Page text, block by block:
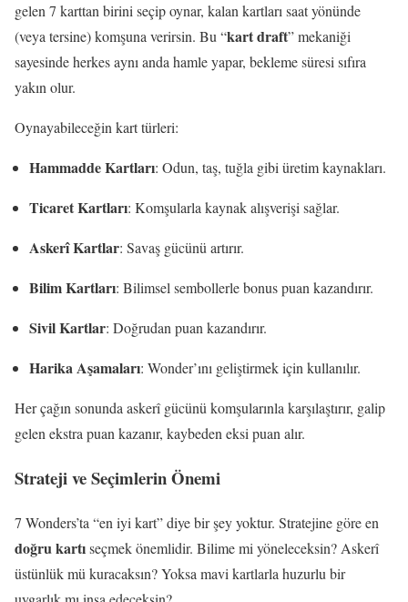
gelen 7 karttan birini seçip oynar, kalan kartları saat yönünde
(veya tersine) komşuna verirsin. Bu “kart draft” mekaniği
sayesinde herkes aynı anda hamle yapar, bekleme süresi sıfıra
yakın olur.
Oynayabileceğin kart türleri:
Hammadde Kartları: Odun, taş, tuğla gibi üretim kaynakları.
Ticaret Kartları: Komşularla kaynak alışverişi sağlar.
Askerî Kartlar: Savaş gücünü artırır.
Bilim Kartları: Bilimsel sembollerle bonus puan kazandırır.
Sivil Kartlar: Doğrudan puan kazandırır.
Harika Aşamaları: Wonder’ını geliştirmek için kullanılır.
Her çağın sonunda askerî gücünü komşularınla karşılaştırır, galip
gelen ekstra puan kazanır, kaybeden eksi puan alır.
Strateji ve Seçimlerin Önemi
7 Wonders’ta “en iyi kart” diye bir şey yoktur. Stratejine göre en
doğru kartıseçmek önemlidir. Bilime mi yöneleceksin? Askerî
üstünlük mü kuracaksın? Yoksa mavi kartlarla huzurlu bir